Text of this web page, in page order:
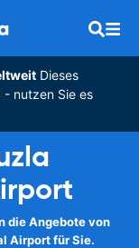
Dieses
nutzen Sie es
die Angebote von
Airport für Sie.